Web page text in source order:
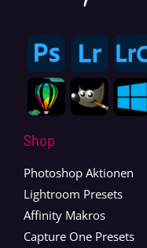
Shop
Photoshop Aktionen
Lightroom Presets
Affinity Makros
Capture One Presets